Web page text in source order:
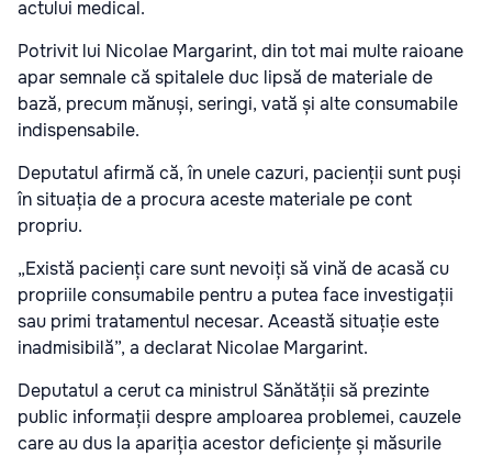
actului medical.
Potrivit lui Nicolae Margarint, din tot mai multe raioane
apar semnale că spitalele duc lipsă de materiale de
bază, precum mănuși, seringi, vată și alte consumabile
indispensabile.
Deputatul afirmă că, în unele cazuri, pacienții sunt puși
în situația de a procura aceste materiale pe cont
propriu.
„Există pacienți care sunt nevoiți să vină de acasă cu
propriile consumabile pentru a putea face investigații
sau primi tratamentul necesar. Această situație este
inadmisibilă”, a declarat Nicolae Margarint.
Deputatul a cerut ca ministrul Sănătății să prezinte
public informații despre amploarea problemei, cauzele
care au dus la apariția acestor deficiențe și măsurile